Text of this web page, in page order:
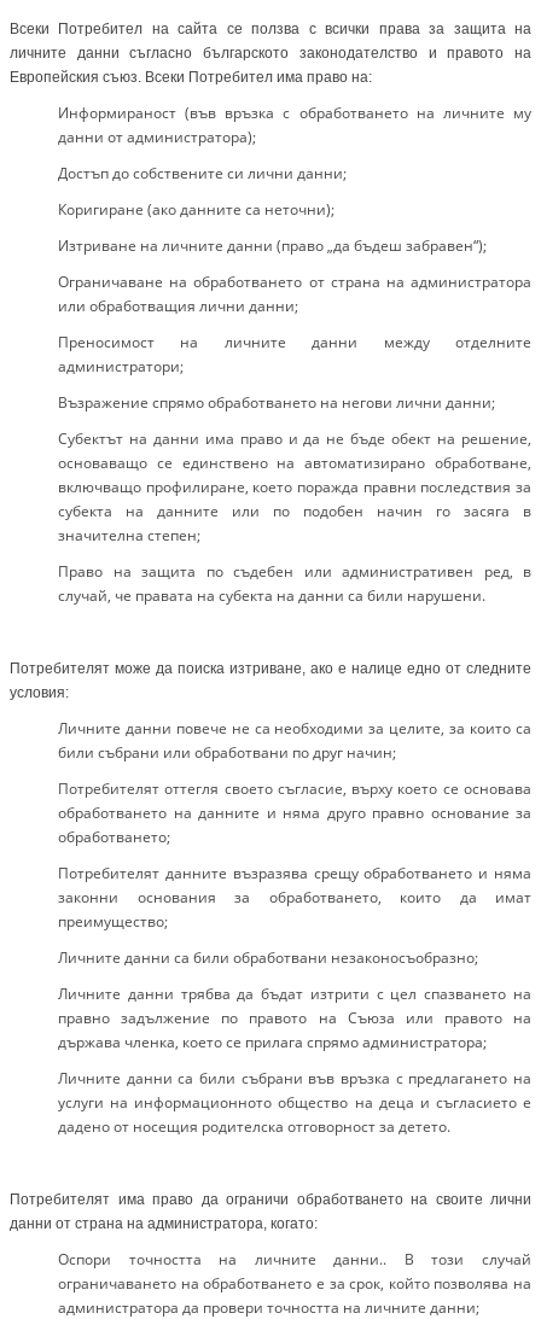
Всеки Потребител на сайта се ползва с всички права за защита на
личните данни съгласно българското законодателство и правото на
Европейския съюз. Всеки Потребител има право на:
Информираност (във връзка с обработването на личните му
данни от администратора);
Достъп до собствените си лични данни;
Коригиране (ако данните са неточни);
Изтриване на личните данни (право „да бъдеш забравен“);
Ограничаване на обработването от страна на администратора
или обработващия лични данни;
Преносимост на личните данни между отделните
администратори;
Възражение спрямо обработването на негови лични данни;
Субектът на данни има право и да не бъде обект на решение,
основаващо се единствено на автоматизирано обработване,
включващо профилиране, което поражда правни последствия за
субекта на данните или по подобен начин го засяга в
значителна степен;
Право на защита по съдебен или административен ред, в
случай, че правата на субекта на данни са били нарушени.
Потребителят може да поиска изтриване, ако е налице едно от следните
условия:
Личните данни повече не са необходими за целите, за които са
били събрани или обработвани по друг начин;
Потребителят оттегля своето съгласие, върху което се основава
обработването на данните и няма друго правно основание за
обработването;
Потребителят данните възразява срещу обработването и няма
законни основания за обработването, които да имат
преимущество;
Личните данни са били обработвани незаконосъобразно;
Личните данни трябва да бъдат изтрити с цел спазването на
правно задължение по правото на Съюза или правото на
държава членка, което се прилага спрямо администратора;
Личните данни са били събрани във връзка с предлагането на
услуги на информационното общество на деца и съгласието е
дадено от носещия родителска отговорност за детето.
Потребителят има право да ограничи обработването на своите лични
данни от страна на администратора, когато:
Оспори точността на личните данни.. В този случай
ограничаването на обработването е за срок, който позволява на
администратора да провери точността на личните данни;